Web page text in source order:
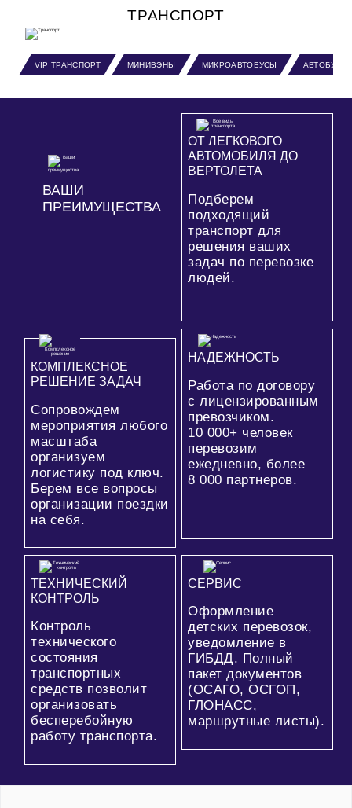
ТРАНСПОРТ
VIP ТРАНСПОРТ МИНИВЭНЫ МИКРОАВТОБУСЫ АВТОБУСЫ
ВАШИ
ПРЕИМУЩЕСТВА
ОТ ЛЕГКОВОГО
АВТОМОБИЛЯ ДО
ВЕРТОЛЕТА
Подберем
подходящий
транспорт для
решения ваших
задач по перевозке
людей.
КОМПЛЕКСНОЕ
РЕШЕНИЕ ЗАДАЧ
Сопровождем
мероприятия любого
масштаба
организуем
логистику под ключ.
Берем все вопросы
организации поездки
на себя.
НАДЕЖНОСТЬ
Работа по договору
с лицензированным
превозчиком.
10 000+ человек
перевозим
ежедневно, более
8 000 партнеров.
ТЕХНИЧЕСКИЙ
КОНТРОЛЬ
Контроль
технического
состояния
транспортных
средств позволит
организовать
бесперебойную
работу транспорта.
СЕРВИС
Оформление
детских перевозок,
уведомление в
ГИБДД. Полный
пакет документов
(ОСАГО, ОСГОП,
ГЛОНАСС,
маршрутные листы).